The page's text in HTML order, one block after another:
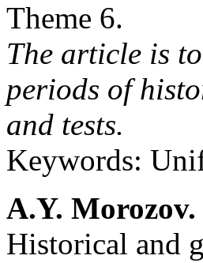
Theme 6.
The article is
periods of
and tests.
Keywords:
A.Y. Morozov.
Historical and